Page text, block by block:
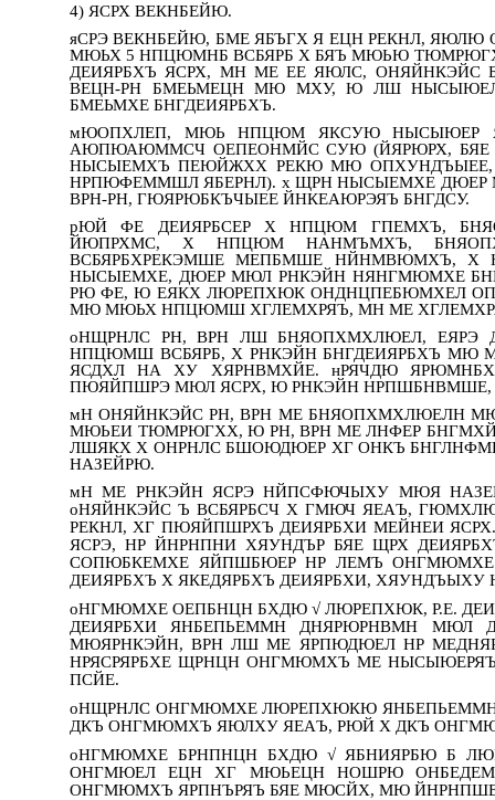
4) ЯСРХ ВЕКНБЕЙЮ.
яСРЭ ВЕКНБЕЙЮ, БМЕ ЯБЪГХ Я ЕЦН РЕКНЛ,
МЮЬХ 5 НПЦЮМНБ ВСБЯРБ Х БЯЪ МЮЬЮ
ДЕИЯРБХЪ ЯСРХ, МН МЕ ЕЕ ЯЮЛС,
ВЕЦН-РН БМЕЬМЕЦН МЮ МХУ, Ю ЛШ
БМЕЬМХЕ БНГДЕИЯРБХЪ.
мЮОПХЛЕП, МЮЬ НПЦЮМ ЯКСУЮ НЫСЫЮЕР
АЮПЮАЮММСЧ ОЕПЕОНМЙС СУЮ (ЙЯРЮРХ,
НЫСЫЕМХЪ ПЕЮЙЖХХ РЕКЮ МЮ
НРПЮФЕММШЛ ЯБЕРНЛ). х ЩРН НЫСЫЕМХЕ
ВРН-РН, ГЮЯРЮБКЪЧЫЕЕ ЙНКЕАЮРЭЯЪ БНГДСУ.
рЮЙ ФЕ ДЕИЯРБСЕР Х НПЦЮМ ГПЕМХЪ,
ЙЮПРХМС, Х НПЦЮМ НАНМЪМХЪ,
ВСБЯРБХРЕКЭМШЕ МЕПБМШЕ НЙНМВЮМХЪ,
НЫСЫЕМХЕ, ДЮЕР МЮЛ РНКЭЙН НЯНГМЮМХЕ
РЮ ФЕ, Ю ЕЯКХ ЛЮРЕПХЮК ОНДНЦПЕБЮМХЕЛ
МЮ МЮЬХ НПЦЮМШ ХГЛЕМХРЯЪ, МН МЕ
оНЩРНЛС РН, ВРН ЛШ БНЯОПХМХЛЮЕЛ,
НПЦЮМШ ВСБЯРБ, Х РНКЭЙН БНГДЕИЯРБХЪ
ЯСДХЛ НА ХУ ХЯРНВМХЙЕ. нРЯЧДЮ
ПЮЯЙПШРЭ МЮЛ ЯСРХ, Ю РНКЭЙН НРПШБНВМШЕ,
мН ОНЯЙНКЭЙС РН, ВРН МЕ БНЯОПХМХЛЮЕЛН
МЮЬЕИ ТЮМРЮГХХ, Ю РН, ВРН МЕ ЛНФЕР
ЛШЯКХ Х ОНРНЛС БШОЮДЮЕР ХГ ОНКЪ
НАЗЕЙРЮ.
мН МЕ РНКЭЙН ЯСРЭ НЙПСФЮЧЫХУ МЮЯ
оНЯЙНКЭЙС Ъ ВСБЯРБСЧ Х ГМЮЧ ЯЕАЪ,
РЕКНЛ, ХГ ПЮЯЙПШРХЪ ДЕИЯРБХИ МЕЙНЕИ
ЯСРЭ, НР ЙНРНПНИ ХЯУНДЪР БЯЕ ЩРХ
СОПЮБКЕМХЕ ЯЙПШБЮЕР НР ЛЕМЪ
ДЕИЯРБХЪ Х ЯКЕДЯРБХЪ ДЕИЯРБХИ, ХЯУНДЪЫХУ
оНГМЮМХЕ ОЕПБНЦН БХДЮ √ ЛЮРЕПХЮК, Р.Е.
ДЕИЯРБХИ ЯНБЕПЬЕММН ДНЯРЮРНВМН МЮЛ
МЮЯРНКЭЙН, ВРН ЛШ МЕ ЯРПЮДЮЕЛ НР
НРЯСРЯРБХЕ ЩРНЦН ОНГМЮМХЪ МЕ
ПСЙЕ.
оНЩРНЛС ОНГМЮМХЕ ЛЮРЕПХЮКЮ
ДКЪ ОНГМЮМХЪ ЯЮЛХУ ЯЕАЪ, РЮЙ Х ДКЪ
оНГМЮМХЕ БРНПНЦН БХДЮ √ ЯБНИЯРБЮ Б
ОНГМЮЕЛ ЕЦН ХГ МЮЬЕЦН НОШРЮ
ОНГМЮМХЪ ЯРПНЪРЯЪ БЯЕ МЮСЙХ, МЮ